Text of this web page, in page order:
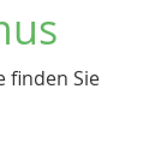
finden Sie